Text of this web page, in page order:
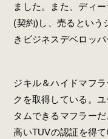
ました。また、ディ
(契約)し、売るという
きビジネスデベロッパ
ジキル＆ハイドマフ
クを取得している。
タムできるマフラー
高いTUVの認証を得て